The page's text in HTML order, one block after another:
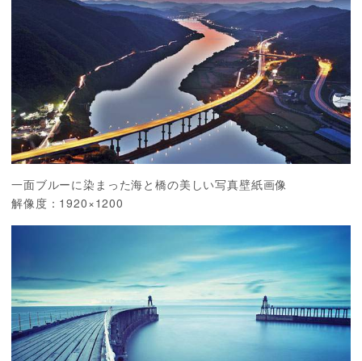
一面ブルーに染まった海と橋の美しい写真壁紙画像
解像度：1920×1200